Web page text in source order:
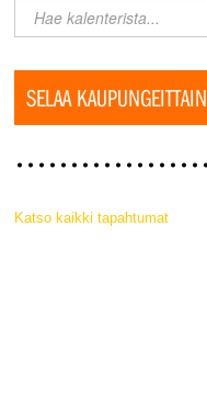
SELAA KAUPUNGEITTAIN
Katso kaikki tapahtumat